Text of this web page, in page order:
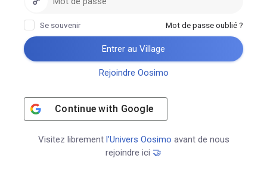
Se souvenir Mot de passe oublié ?
Entrer au Village
Rejoindre Oosimo
Continue with Google
Visitez librement l’Univers Oosimo avant de nous
rejoindre ici 🤝